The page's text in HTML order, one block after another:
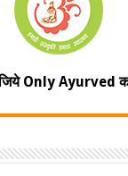
Only Ayurved का